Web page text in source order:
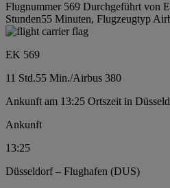
Flugnummer 569 Durchgeführt von
Stunden55 Minuten, Flugzeugtyp
EK 569
11 Std.55 Min./Airbus 380
Ankunft am 13:25 Ortszeit in
Ankunft
13:25
Düsseldorf – Flughafen (DUS)